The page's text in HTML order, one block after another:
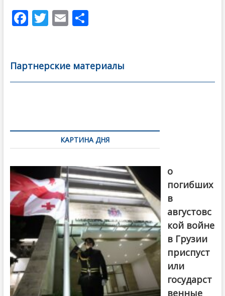
F
b
o
T
er
E
l
О
а
в
Партнерские материалы
по
записямКАРТИНА ДНЯ
о
погибших
в
августовс
кой войне
в Грузии
приспуст
или
государст
венные